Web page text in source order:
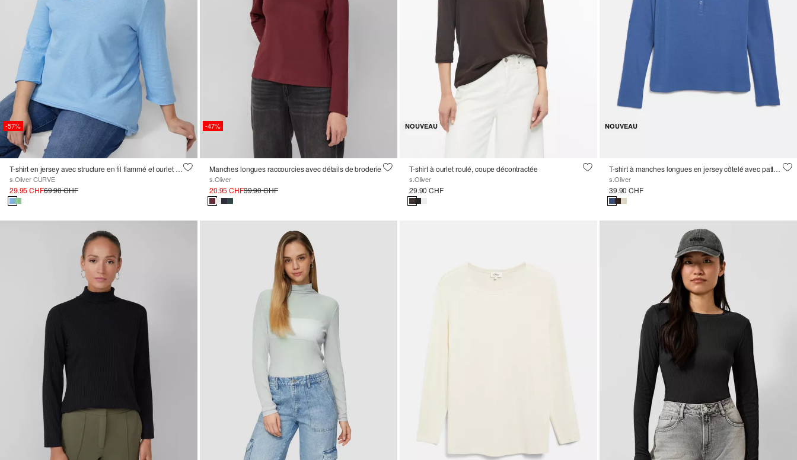
-57%
T-shirt en jersey avec structure en fil flammé et ourlet arrondi
s.Oliver CURVE
29.95 CHF69.90 CHF
-47%
Manches longues raccourcies avec détails de broderie
s.Oliver
20.95 CHF39.90 CHF
NOUVEAU
T-shirt à ourlet roulé, coupe décontractée
s.Oliver
29.90 CHF
NOUVEAU
T-shirt à manches longues en jersey côtelé avec patte de boutonnage, coupe slim
s.Oliver
39.90 CHF